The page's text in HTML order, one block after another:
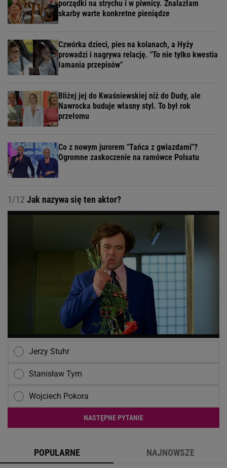
porządki na strychu i w piwnicy. Znalazłam
skarby warte konkretne pieniądze
Czwórka dzieci, pies na kolanach, a Hyży
prowadzi i nagrywa relację. "To nie tylko kwestia
łamania przepisów"
Bliżej jej do Kwaśniewskiej niż do Dudy, ale
Nawrocka buduje własny styl. To był rok
przełomu
Co z nowym jurorem "Tańca z gwiazdami"?
Ogromne zaskoczenie na ramówce Polsatu
1/12 Jak nazywa się ten aktor?
Jerzy Stuhr
Stanisław Tym
Wojciech Pokora
NASTĘPNE PYTANIE
POPULARNE NAJNOWSZE